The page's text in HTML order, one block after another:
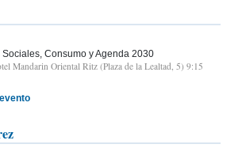
Consumo y Agenda 2030
Mandarin Oriental Ritz (Plaza de la Lealtad, 5) 9:15